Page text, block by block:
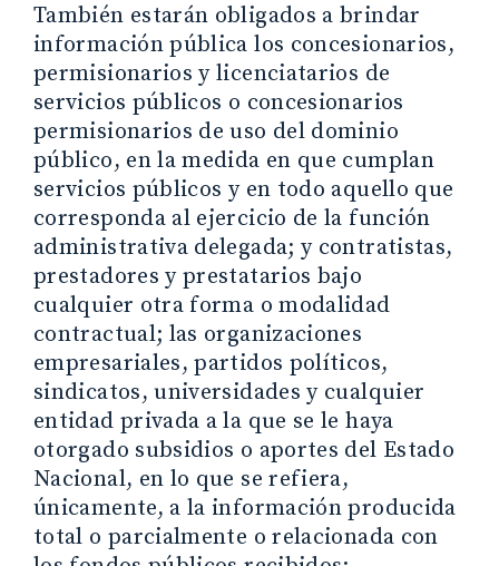
También estarán obligados a brindar
información pública los concesionarios,
permisionarios y licenciatarios de
servicios públicos o concesionarios
permisionarios de uso del dominio
público, en la medida en que cumplan
servicios públicos y en todo aquello que
corresponda al ejercicio de la función
administrativa delegada; y contratistas,
prestadores y prestatarios bajo
cualquier otra forma o modalidad
contractual; las organizaciones
empresariales, partidos políticos,
sindicatos, universidades y cualquier
entidad privada a la que se le haya
otorgado subsidios o aportes del Estado
Nacional, en lo que se refiera,
únicamente, a la información producida
total o parcialmente o relacionada con